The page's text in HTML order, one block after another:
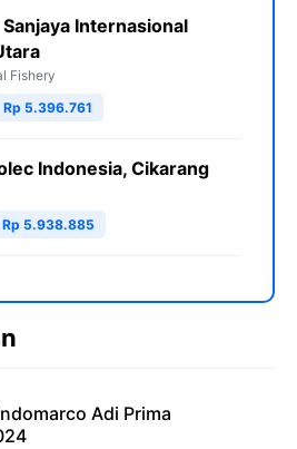
Internasional
Fishery
Rp 5.396.761
Indonesia, Cikarang
Rp 5.938.885
Adi Prima